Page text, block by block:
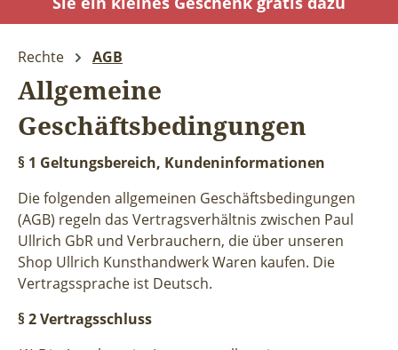
Rechte AGB
Allgemeine
Geschäftsbedingungen
§ 1 Geltungsbereich, Kundeninformationen
Die folgenden allgemeinen Geschäftsbedingungen
(AGB) regeln das Vertragsverhältnis zwischen Paul
Ullrich GbR und Verbrauchern, die über unseren
Shop Ullrich Kunsthandwerk Waren kaufen. Die
Vertragssprache ist Deutsch.
§ 2 Vertragsschluss